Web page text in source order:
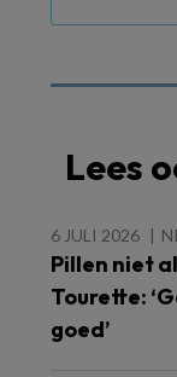
Lees
6 JULI 2026
Pillen niet
Tourette:
goed’